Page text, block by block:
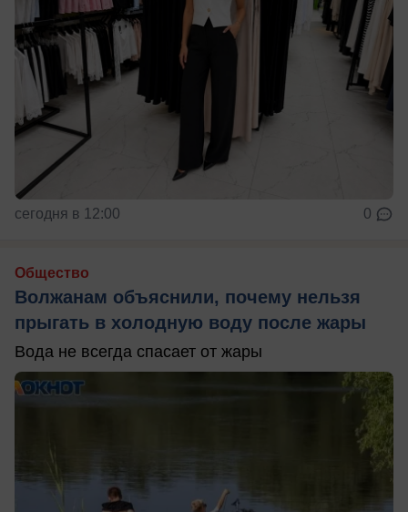
сегодня в 12:00 0
Общество
Волжанам объяснили, почему нельзя
прыгать в холодную воду после жары
Вода не всегда спасает от жары